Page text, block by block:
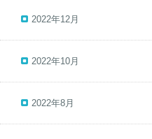
2022年12月
2022年10月
2022年8月